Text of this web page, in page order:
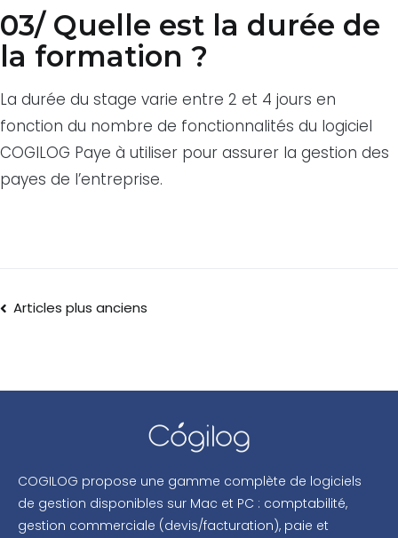
03/ Quelle est la durée de
la formation ?
La durée du stage varie entre 2 et 4 jours en
fonction du nombre de fonctionnalités du logiciel
COGILOG Paye à utiliser pour assurer la gestion des
payes de l’entreprise.
Articles plus anciens
COGILOG propose une gamme complète de logiciels
de gestion disponibles sur Mac et PC : comptabilité,
gestion commerciale (devis/facturation), paie et